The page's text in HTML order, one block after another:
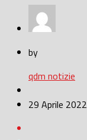
by
qdm notizie
29 Aprile 2022